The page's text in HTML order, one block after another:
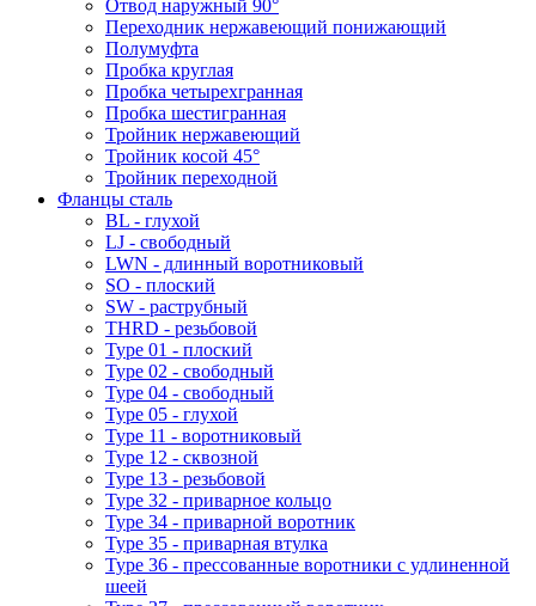
Отвод наружный 90°
Переходник нержавеющий понижающий
Полумуфта
Пробка круглая
Пробка четырехгранная
Пробка шестигранная
Тройник нержавеющий
Тройник косой 45°
Тройник переходной
Фланцы сталь
BL - глухой
LJ - свободный
LWN - длинный воротниковый
SO - плоский
SW - раструбный
THRD - резьбовой
Type 01 - плоский
Type 02 - свободный
Type 04 - свободный
Type 05 - глухой
Type 11 - воротниковый
Type 12 - сквозной
Type 13 - резьбовой
Type 32 - приварное кольцо
Type 34 - приварной воротник
Type 35 - приварная втулка
Type 36 - прессованные воротники с удлиненной
шеей